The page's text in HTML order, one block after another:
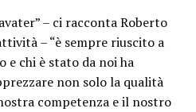
– ci racconta Roberto
– “è sempre riuscito a
chi è stato da noi ha
non solo la qualità
competenza e il nostro